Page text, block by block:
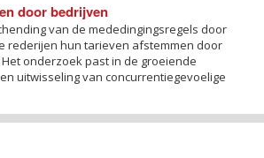
door bedrijven
van de mededingingsregels door
rederijen hun tarieven afstemmen door
onderzoek past in de groeiende
uitwisseling van concurrentiegevoelige